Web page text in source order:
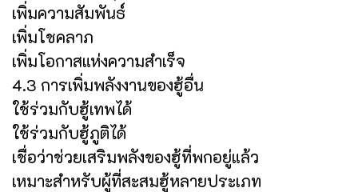
เพิ่มความสัมพันธ์
เพิ่มโชคลาภ
เพิ่มโอกาสแห่งความสำเร็จ
4.3 การเพิ่มพลังงานของฮู้อื่น
ใช้ร่วมกับฮู้เทพได้
ใช้ร่วมกับฮู้ภูติได้
เชื่อว่าช่วยเสริมพลังของฮู้ที่พกอยู่แล้ว
เหมาะสำหรับผู้ที่สะสมฮู้หลายประเภท